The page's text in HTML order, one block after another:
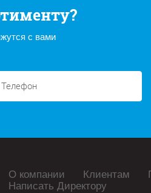
с вами
О компании Клиентам
Написать Директору